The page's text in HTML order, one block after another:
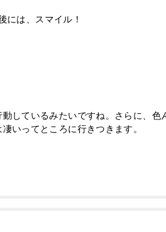
には、スマイル！
しているみたいですね。さらに、色
いってところに行きつきます。